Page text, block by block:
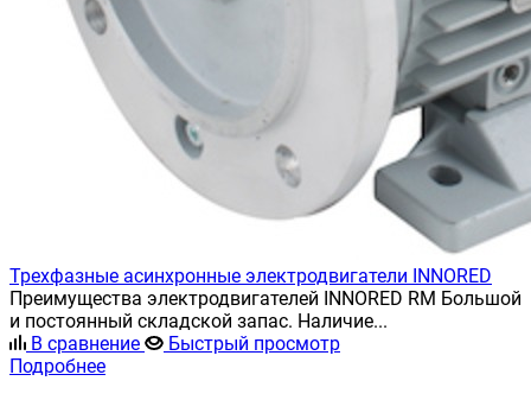
Трехфазные асинхронные электродвигатели INNORED
Преимущества электродвигателей INNORED RM Большой
и постоянный складской запас. Наличие...
В сравнение
Быстрый просмотр
Подробнее